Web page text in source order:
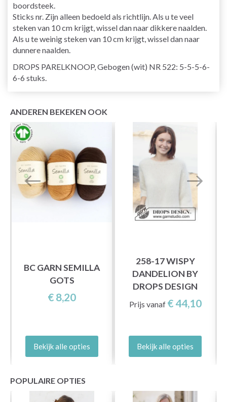
boordsteek.
Sticks nr. Zijn alleen bedoeld als richtlijn. Als u te veel
steken van 10 cm krijgt, wissel dan naar dikkere naalden.
Als u te weinig steken van 10 cm krijgt, wissel dan naar
dunnere naalden.
DROPS PARELKNOOP, Gebogen (wit) NR 522: 5-5-5-6-
6-6 stuks.
ANDEREN BEKEKEN OOK
BC GARN SEMILLA
GOTS
€ 8,20
Bekijk alle opties
258-17 WISPY
DANDELION BY
DROPS DESIGN
Prijs vanaf € 44,10
Bekijk alle opties
POPULAIRE OPTIES